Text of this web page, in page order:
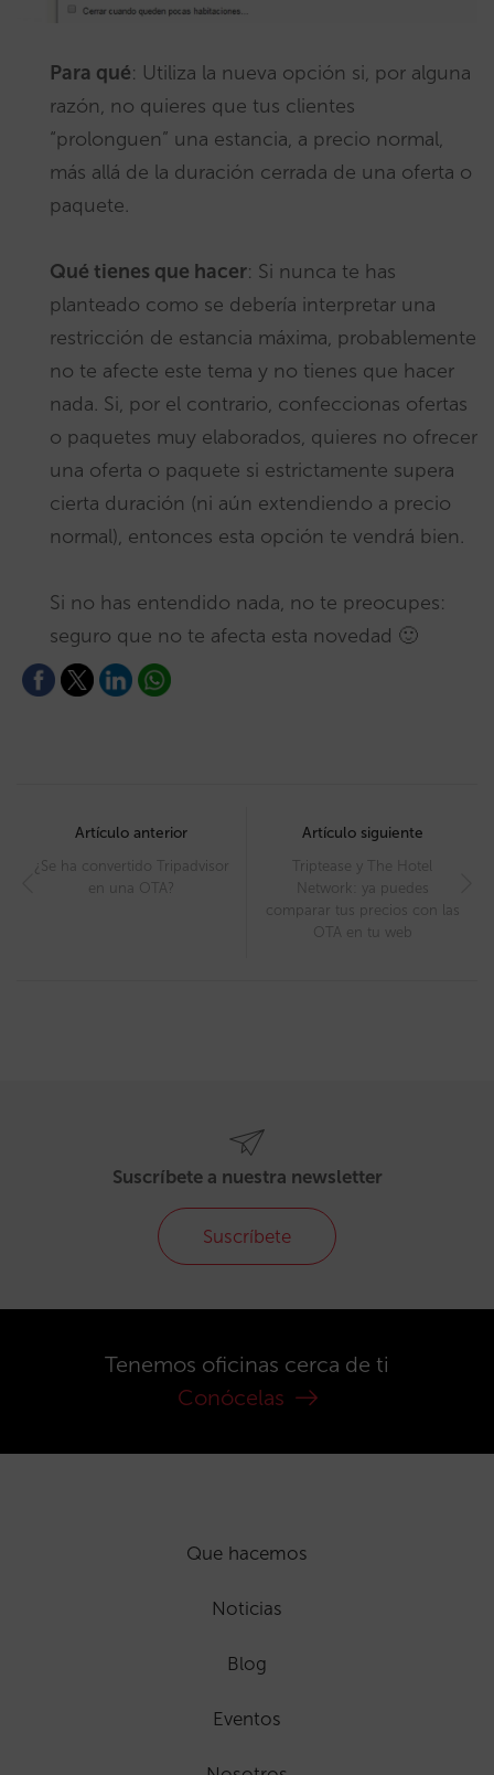
Para qué: Utiliza la nueva opción si, por alguna
razón, no quieres que tus clientes
“prolonguen” una estancia, a precio normal,
más allá de la duración cerrada de una oferta o
paquete.
Qué tienes que hacer: Si nunca te has
planteado como se debería interpretar una
restricción de estancia máxima, probablemente
no te afecte este tema y no tienes que hacer
nada. Si, por el contrario, confeccionas ofertas
o paquetes muy elaborados, quieres no ofrecer
una oferta o paquete si estrictamente supera
cierta duración (ni aún extendiendo a precio
normal), entonces esta opción te vendrá bien.
Si no has entendido nada, no te preocupes:
seguro que no te afecta esta novedad 🙂
navigation
Artículo anterior
¿Se ha convertido Tripadvisor
en una OTA?
Artículo siguiente
Triptease y The Hotel
Network: ya puedes
comparar tus precios con las
OTA en tu web
Suscríbete a nuestra newsletter
Suscríbete
Tenemos oficinas cerca de ti
Conócelas
Que hacemos
Noticias
Blog
Eventos